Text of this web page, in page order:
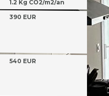
1.2 Kg CO2/m2/an
390 EUR
540 EUR